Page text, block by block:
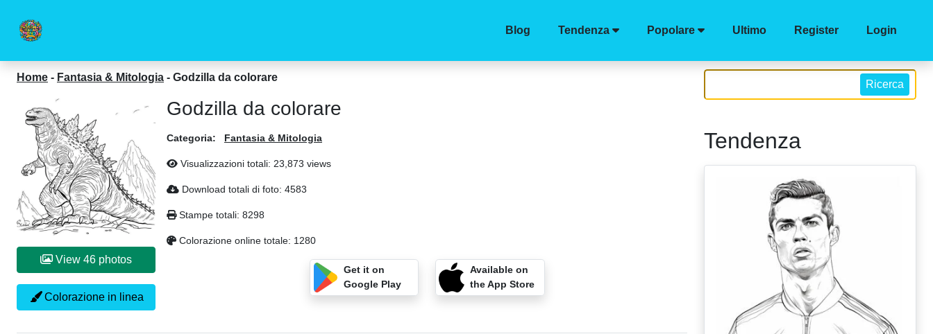
Blog Tendenza Popolare Ultimo Register Login
Home - Fantasia & Mitologia - Godzilla da colorare
View 46 photos
Colorazione in linea
Godzilla da colorare
Categoria: Fantasia & Mitologia
Visualizzazioni totali: 23,873 views
Download totali di foto: 4583
Stampe totali: 8298
Colorazione online totale: 1280
Get it on
Google Play
Available on
the App Store
Ricerca
Tendenza